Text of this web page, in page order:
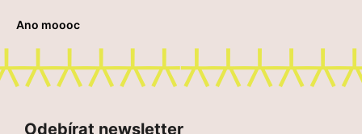
Ano moooc
á
Odebírat newsletter